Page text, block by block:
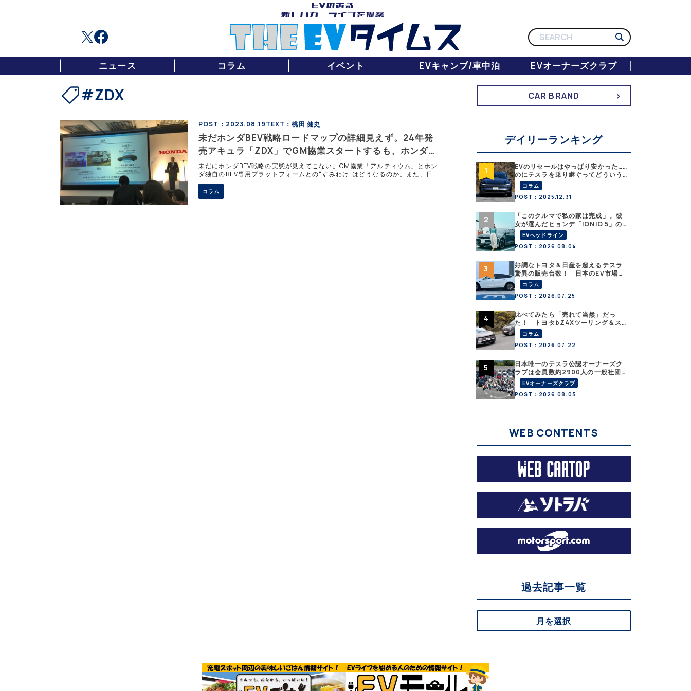
ニュース コラム イベント EVキャンプ/車中泊 EVオーナーズクラブ
#ZDX
POST：2023.08.19TEXT：桃田 健史
未だホンダBEV戦略ロードマップの詳細見えず。24年発
売アキュラ「ZDX」でGM協業スタートするも、ホンダ独
自専用BEVプラットフォームとの”すみわけ”は？
未だにホンダBEV戦略の実態が見えてこない。GM協業「アルティウム」とホン
ダ独自のBEV専用プラットフォームとの“すみわけ”はどうなるのか。また、日
本でのBEVシフトに対してコンサバ過ぎる印象もある。ホンダのBEVはこれ
コラム
CAR BRAND
デイリーランキング
EVのリセールはやっぱり安かった……
のにテスラを乗り継ぐってどういう
こと？ 【テスラ沼にはまった大学
教授のEV生活・その１】
コラム
POST：2025.12.31
「このクルマで私の家は完成」。彼
女が選んだヒョンデ「IONIQ 5」の
「エネルギーハック」な生活【なな
みんEVレポート その１】
EVヘッドライン
POST：2026.08.04
好調なトヨタ＆日産を超えるテスラ
驚異の販売台数！ 日本のEV市場は
ますます拡大
コラム
POST：2026.07.25
比べてみたら「売れて当然」だっ
た！ トヨタbZ4Xツーリング＆ス
バル・トレイルシーカーが販売絶好
調なワケ
コラム
POST：2026.07.22
日本唯一のテスラ公認オーナーズク
ラブは会員数約2900人の一般社団
法人〈テスラオーナーズクラブジャ
パン（TOCJ）〉
EVオーナーズクラブ
POST：2026.08.03
WEB CONTENTS
過去記事一覧
月を選択